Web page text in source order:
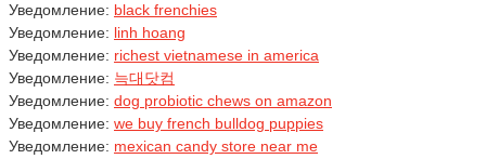
Уведомление: black frenchies
Уведомление: linh hoang
Уведомление: richest vietnamese in america
Уведомление: 늑대닷컴
Уведомление: dog probiotic chews on amazon
Уведомление: we buy french bulldog puppies
Уведомление: mexican candy store near me